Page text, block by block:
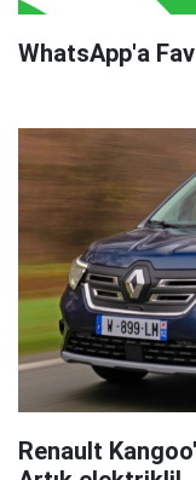
WhatsApp'a
Renault